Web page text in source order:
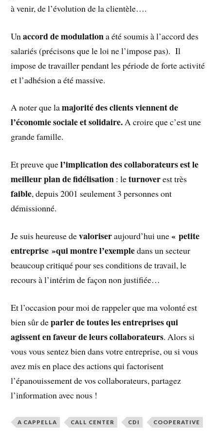
à venir, de l’évolution de la clientèle….
Unaccord de modulationa été soumis à l’accord des
salariés (précisons que le loi ne l’impose pas). Il
impose de travailler pendant les période de forte activité
et l’adhésion a été massive.
A noter que lamajorité des clients viennent de
l’économie sociale et solidaire.A croire que c’est une
grande famille.
Et preuve quel’implication des collaborateurs est le
meilleur plan de fidélisation : leturnoverest très
faible, depuis 2001 seulement 3 personnes ont
démissionné.
Je suis heureuse devaloriseraujourd’hui une« petite
entreprise »qui montre l’exempledans un secteur
beaucoup critiqué pour ses conditions de travail, le
recours à l’intérim de façon non justifiée…
Et l’occasion pour moi de rappeler que ma volonté est
bien sûr deparler de toutes les entreprises qui
agissent en faveur de leurs collaborateurs. Alors si
vous vous sentez bien dans votre entreprise, ou si vous
avez mis en place des actions qui factorisent
l’épanouissement de vos collaborateurs, partagez
l’information avec nous !
A CAPPELLA CALL CENTER CDI COOPERATIVE